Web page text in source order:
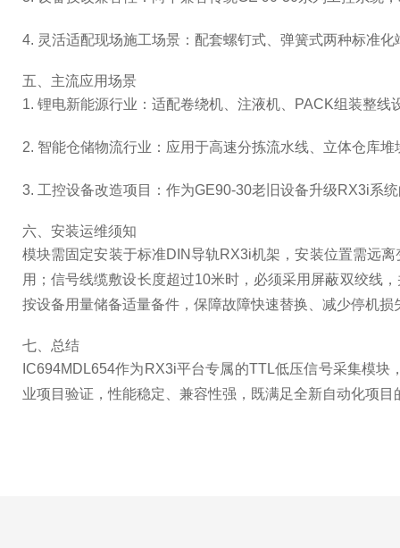
4. 灵活适配现场施工场景：配套螺钉式、弹簧式两种标准
五、主流应用场景
1. 锂电新能源行业：适配卷绕机、注液机、PACK组装整
2. 智能仓储物流行业：应用于高速分拣流水线、立体仓库
3. 工控设备改造项目：作为GE90-30老旧设备升级RX3i系
六、安装运维须知
模块需固定安装于标准DIN导轨RX3i机架，安装位置需远
用；信号线缆敷设长度超过10米时，必须采用屏蔽双绞线
按设备用量储备适量备件，保障故障快速替换、减少停机损
七、总结
IC694MDL654作为RX3i平台专属的TTL低压信号采集模
业项目验证，性能稳定、兼容性强，既满足全新自动化项